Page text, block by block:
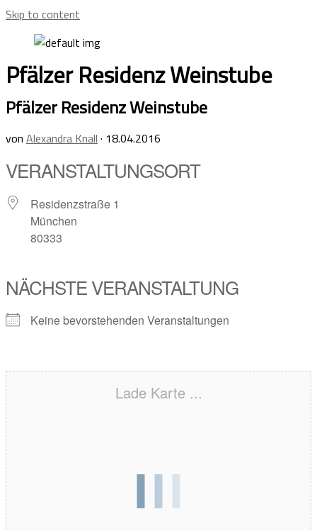
Skip to content
Pfälzer Residenz Weinstube
Pfälzer Residenz Weinstube
von Alexandra Knall · 18.04.2016
VERANSTALTUNGSORT
Residenzstraße 1
München
80333
NÄCHSTE VERANSTALTUNG
Keine bevorstehenden Veranstaltungen
Lade Karte ...